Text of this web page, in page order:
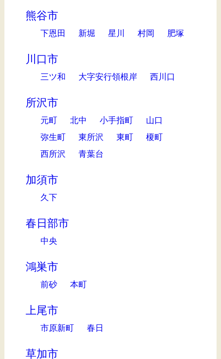
熊谷市
下恩田 新堀 星川 村岡 肥塚
川口市
三ツ和 大字安行領根岸 西川口
所沢市
元町 北中 小手指町
山口
弥生町
東所沢 東町
榎町
西所沢
青葉台
加須市
久下
春日部市
中央
鴻巣市
前砂 本町
上尾市
市原新町 春日
草加市